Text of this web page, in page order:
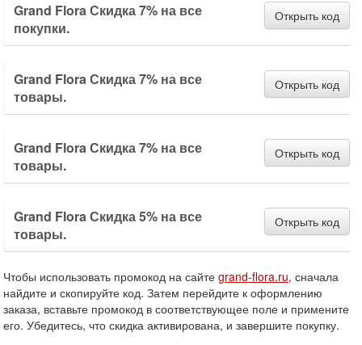
Grand Flora Скидка 7% на все
покупки.
Открыть код
Grand Flora Скидка 7% на все
товары.
Открыть код
Grand Flora Скидка 7% на все
товары.
Открыть код
Grand Flora Скидка 5% на все
товары.
Открыть код
Чтобы использовать промокод на сайте grand-flora.ru, сначала
найдите и скопируйте код. Затем перейдите к оформлению
заказа, вставьте промокод в соответствующее поле и примените
его. Убедитесь, что скидка активирована, и завершите покупку.